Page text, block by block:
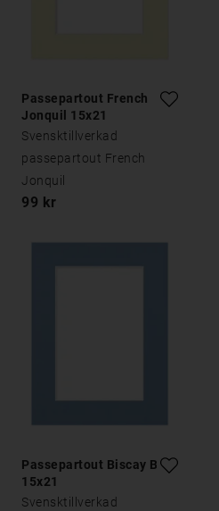
Passepartout French
Jonquil 15x21
Svensktillverkad
passepartout French
Jonquil
99 kr
Passepartout Biscay Blue
15x21
Svensktillverkad